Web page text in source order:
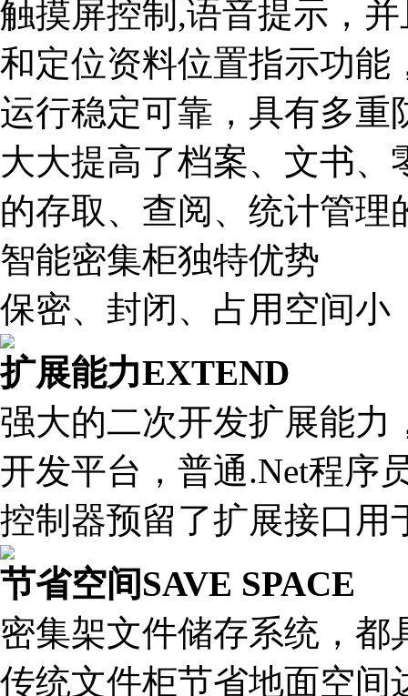
触摸屏控制,语音提示，
和定位资料位置指示功能
运行稳定可靠，具有多重
大大提高了档案、文书
的存取、查阅、统计管理
智能密集柜独特优势
保密、封闭、占用空间小
扩展能力EXTEND
强大的二次开发扩展能力
开发平台，普通.Net程序
控制器预留了扩展接口用
节省空间SAVE SPACE
密集架文件储存系统，
传统文件柜节省地面空间